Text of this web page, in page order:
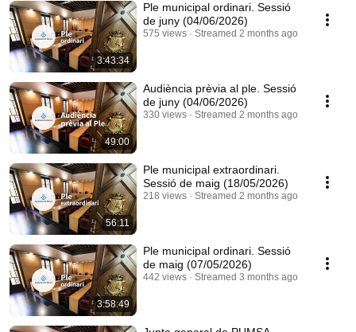
3:43:34
Ple municipal ordinari. Sessió
de juny (04/06/2026)
575 views Streamed 2 months ago
49:00
Audiència prèvia al ple. Sessió
de juny (04/06/2026)
330 views Streamed 2 months ago
56:11
Ple municipal extraordinari.
Sessió de maig (18/05/2026)
218 views Streamed 2 months ago
3:58:49
Ple municipal ordinari. Sessió
de maig (07/05/2026)
442 views Streamed 3 months ago